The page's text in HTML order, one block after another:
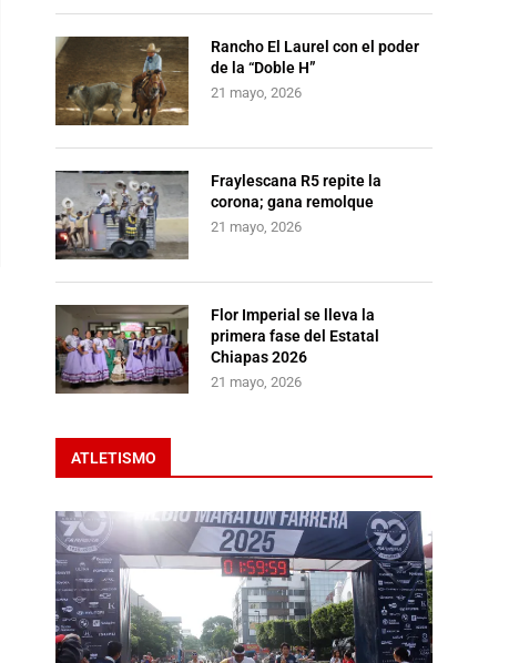
Rancho El Laurel con el poder
de la “Doble H”
21 mayo, 2026
Fraylescana R5 repite la
corona; gana remolque
21 mayo, 2026
Flor Imperial se lleva la
primera fase del Estatal
Chiapas 2026
21 mayo, 2026
ATLETISMO